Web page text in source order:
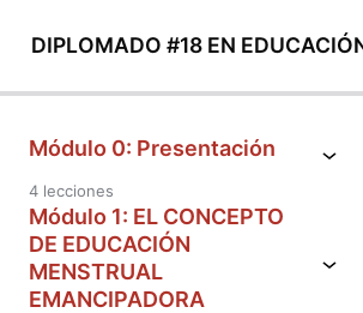
DIPLOMADO #18 EN
Módulo 0: Presentación
4 lecciones
Módulo 1: EL CONCEPTO
DE EDUCACIÓN
MENSTRUAL
EMANCIPADORA